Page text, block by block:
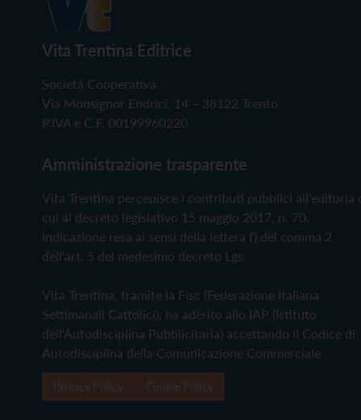
Vita Trentina Editrice
Società Cooperativa
Via Monsignor Endrici, 14 – 38122 Trento
P.IVA e C.F. 00199960220
Amministrazione trasparente
Vita Trentina percepisce i contributi pubblici all'editoria
cui al decreto legislativo 15 maggio 2017, n. 70.
Indicazione resa ai sensi della lettera f) del comma 2
dell'art. 5 del medesimo decreto Lgs.
Vita Trentina, tramite la Fisc (Federazione Italiana
Settimanali Cattolici), ha aderito allo IAP (Istituto
dell'Autodisciplina Pubblicitaria) accettando il Codice di
Autodisciplina della Comunicazione Commerciale